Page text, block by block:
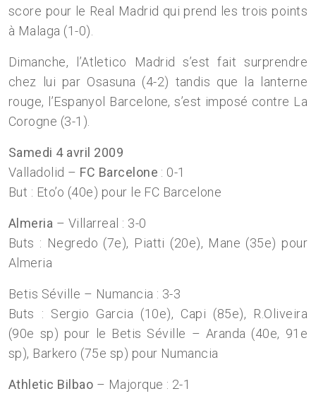
score pour le Real Madrid qui prend les trois points
à Malaga (1-0).
Dimanche, l’Atletico Madrid s’est fait surprendre
chez lui par Osasuna (4-2) tandis que la lanterne
rouge, l’Espanyol Barcelone, s’est imposé contre La
Corogne (3-1).
Samedi 4 avril 2009
Valladolid – FC Barcelone : 0-1
But : Eto’o (40e) pour le FC Barcelone
Almeria – Villarreal : 3-0
Buts : Negredo (7e), Piatti (20e), Mane (35e) pour
Almeria
Betis Séville – Numancia : 3-3
Buts : Sergio Garcia (10e), Capi (85e), R.Oliveira
(90e sp) pour le Betis Séville – Aranda (40e, 91e
sp), Barkero (75e sp) pour Numancia
Athletic Bilbao – Majorque : 2-1